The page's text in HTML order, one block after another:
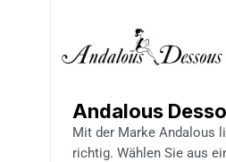
Andalous
Mit der Marke Andalous
richtig. Wählen Sie aus